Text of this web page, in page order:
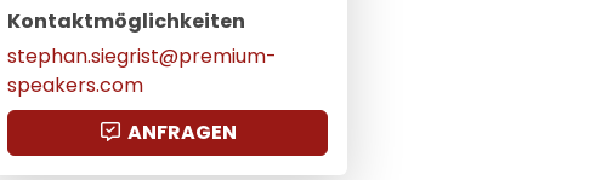
Kontaktmöglichkeiten
stephan.siegrist@premium-
speakers.com
ANFRAGEN